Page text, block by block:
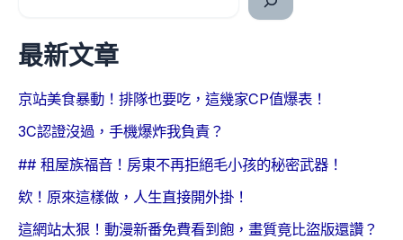
最新文章
京站美食暴動！排隊也要吃，這幾家CP值爆表！
3C認證沒過，手機爆炸我負責？
## 租屋族福音！房東不再拒絕毛小孩的秘密武器！
欸！原來這樣做，人生直接開外掛！
這網站太狠！動漫新番免費看到飽，畫質竟比盜版還讚？